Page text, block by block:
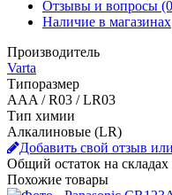
Отзывы и вопросы
Наличие в магазинах
Производитель
Varta
Типоразмер
AAA / R03 / LR03
Тип химии
Алкалиновые (LR)
Добавить свой отзыв
Общий остаток на складах
Похожие товары